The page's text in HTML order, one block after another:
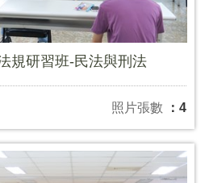
規研習班-民法與刑法
照片張數 ：4